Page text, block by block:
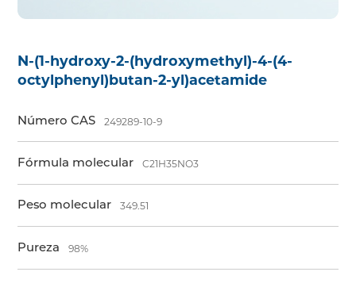
N-(1-hydroxy-2-(hydroxymethyl)-4-(4-
octylphenyl)butan-2-yl)acetamide
Número CAS 249289-10-9
Fórmula molecular C21H35NO3
Peso molecular 349.51
Pureza 98%